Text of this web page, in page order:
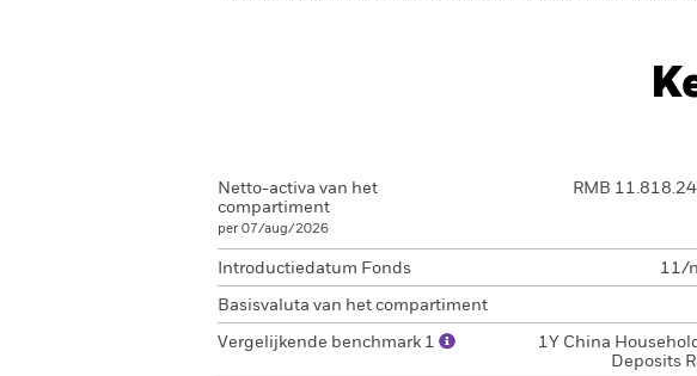
Netto-activa van het
compartiment
per 07/aug/2026
RMB
Introductiedatum Fonds 11/
Basisvaluta van het compartiment
Vergelijkende benchmark 1
1Y China
Deposits